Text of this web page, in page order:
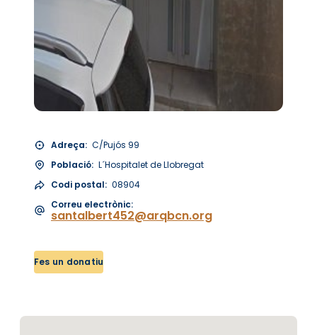
Adreça: C/Pujós 99
Població: L´Hospitalet de Llobregat
Codi postal: 08904
Correu electrònic:
santalbert452@arqbcn.org
Fes un donatiu